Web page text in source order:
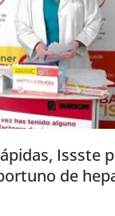
Issste
de